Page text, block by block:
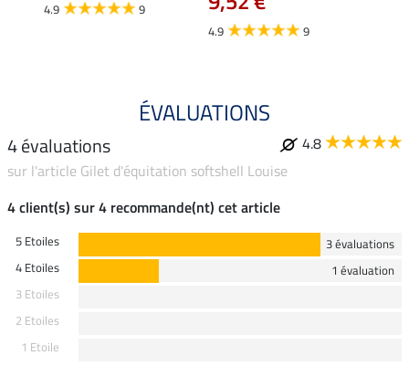
4.9 9
4.9 9
ÉVALUATIONS
4 évaluations
4.8
sur l'article Gilet d'équitation softshell Louise
4 client(s) sur 4 recommande(nt) cet article
5 Etoiles
3 évaluations
4 Etoiles
1 évaluation
3 Etoiles
2 Etoiles
1 Etoile